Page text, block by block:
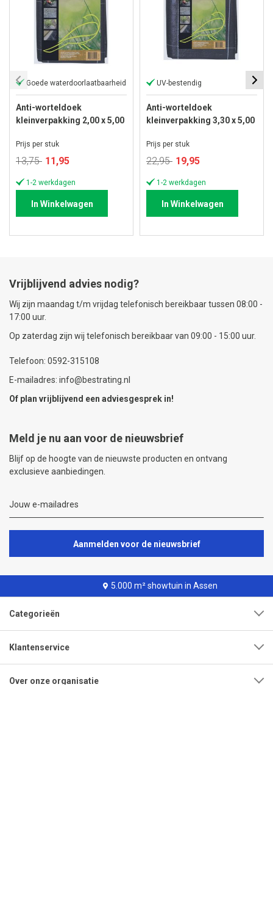
Goede waterdoorlaatbaarheid
Anti-worteldoek
kleinverpakking 2,00 x 5,00
Prijs per stuk
13,75 Speciale
11,95
1-2 werkdagen
In Winkelwagen
UV-bestendig
Anti-worteldoek
kleinverpakking 3,30 x 5,00
Prijs per stuk
22,95 Speciale
19,95
1-2 werkdagen
In Winkelwagen
Vrijblijvend advies nodig?
Wij zijn maandag t/m vrijdag telefonisch bereikbaar tussen 08:00 -
17:00 uur.
Op zaterdag zijn wij telefonisch bereikbaar van 09:00 - 15:00 uur.
Telefoon: 0592-315108
E-mailadres: info@bestrating.nl
Of plan vrijblijvend een adviesgesprek in!
Meld je nu aan voor de nieuwsbrief
Blijf op de hoogte van de nieuwste producten en ontvang
exclusieve aanbiedingen.
Aanmelden voor de nieuwsbrief
5.000 m² showtuin in Assen
Categorieën
Klantenservice
Over onze organisatie